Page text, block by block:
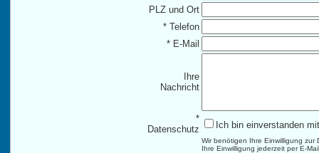
PLZ und Ort
* Telefon
* E-Mail
Ihre
Nachricht
*
Datenschutz
Ich bin einverstanden
Wir benötigen Ihre Einwilligung
Ihre Einwilligung jederzeit per E-